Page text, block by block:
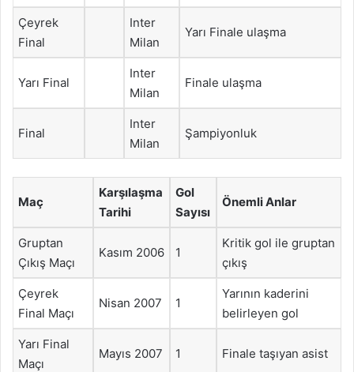
Çeyrek
Final
Inter
Milan
Yarı Finale ulaşma
Yarı Final
Inter
Milan
Finale ulaşma
Final
Inter
Milan
Şampiyonluk
Maç
Karşılaşma
Tarihi
Gol
Sayısı
Önemli Anlar
Gruptan
Çıkış Maçı
Kasım 2006 1
Kritik gol ile gruptan
çıkış
Çeyrek
Final Maçı
Nisan 2007 1
Yarının kaderini
belirleyen gol
Yarı Final
Maçı
Mayıs 2007 1 Finale taşıyan asist